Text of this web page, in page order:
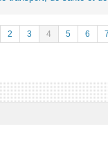
2 3 4 5 6